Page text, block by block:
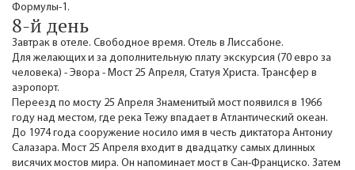
Формулы-1.
8-й день
Завтрак в отеле. Свободное время. Отель в Лиссабоне.
Для желающих и за дополнительную плату экскурсия (70 евро за
человека) - Эвора - Мост 25 Апреля, Статуя Христа. Трансфер в
аэропорт.
Переезд по мосту 25 Апреля Знаменитый мост появился в 1966
году над местом, где река Тежу впадает в Атлантический океан.
До 1974 года сооружение носило имя в честь диктатора Антониу
Салазара. Мост 25 Апреля входит в двадцатку самых длинных
висячих мостов мира. Он напоминает мост в Сан-Франциско. Затем